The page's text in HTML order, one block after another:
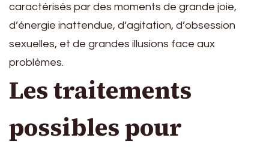
caractérisés par des moments de grande joie,
d’énergie inattendue, d‘agitation, d’obsession
sexuelles, et de grandes illusions face aux
problèmes.
Les traitements
possibles pour